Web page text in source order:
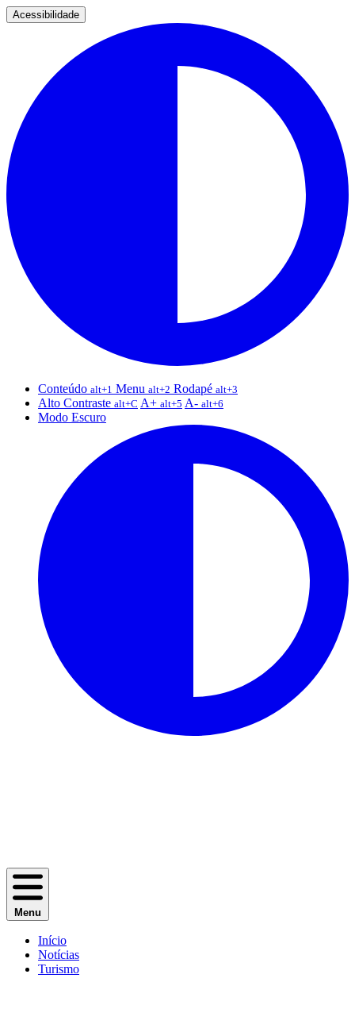
Acessibilidade
Conteúdo alt+1 Menu alt+2 Rodapé alt+3
Alto Contraste alt+C A+ alt+5 A- alt+6
Modo Escuro
Menu
Início
Notícias
Turismo